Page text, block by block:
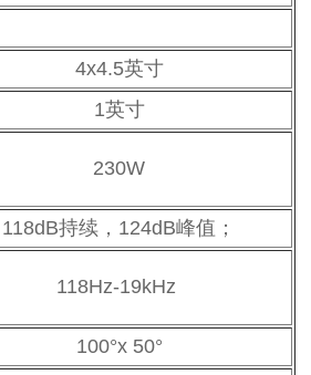
4x4.5英寸
1英寸
230W
118dB持续，124dB峰值；
118Hz-19kHz
100°x 50°